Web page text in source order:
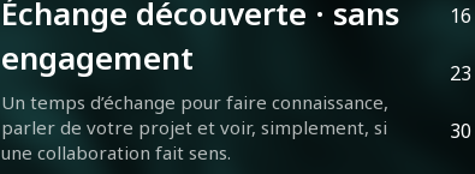
Échange découverte · sans
engagement
Un temps d’échange pour faire connaissance,
parler de votre projet et voir, simplement, si
une collaboration fait sens.
16
23
30